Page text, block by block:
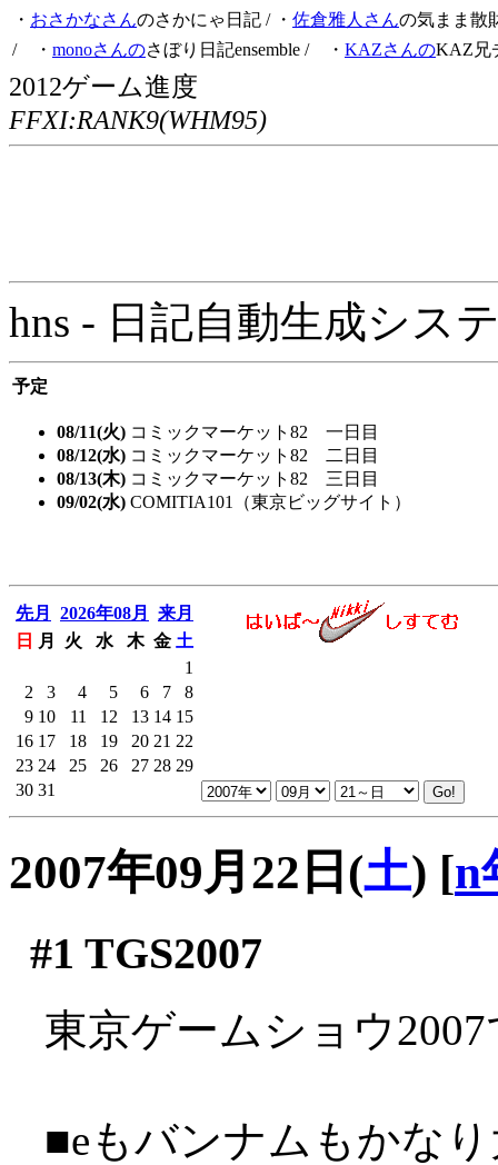
・ おさかなさんのさかにゃ日記 / ・ 佐倉雅人さんの気まま散
/ ・ monoさんのさぼり日記ensemble / ・ KAZさんのKAZ兄
2012ゲーム進度
FFXI:RANK9(WHM95)
hns - 日記自動生成シス
予定
08/11(火) コミックマーケット82 一日目
08/12(水) コミックマーケット82 二日目
08/13(木) コミックマーケット82 三日目
09/02(水) COMITIA101（東京ビッグサイト）
先月 2026年08月
来月
日
月 火 水 木 金 土
1
2
3 4 5 6 7
8
9 10 11 12 13 14 15
16 17 18 19 20 21 22
23 24 25 26 27 28 29
30 31
2007年09月22日(土) [n
#1 TGS2007
東京ゲームショウ
■eもバンナムもかな